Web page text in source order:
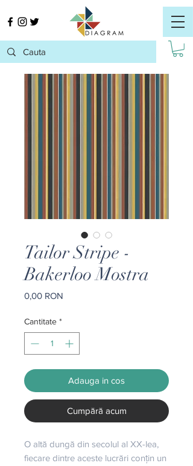
Tailor Stripe -
Bakerloo Mostra
0,00 RON
Cantitate *
Adauga in cos
Cumpără acum
O altă dungă din secolul al XX-lea,
fiecare dintre aceste lucrări conțin un